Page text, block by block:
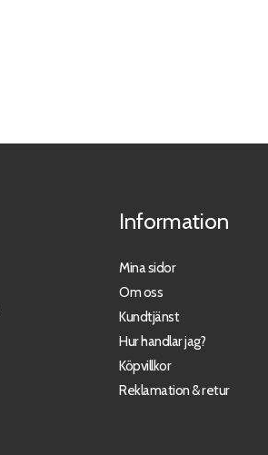
Information
Mina sidor
Om oss
Kundtjänst
Hur handlar jag?
Köpvillkor
Reklamation & retur